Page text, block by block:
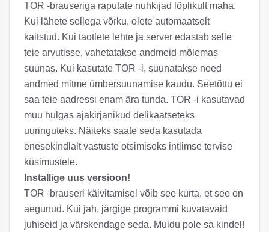
TOR -brauseriga raputate nuhkijad lõplikult maha.
Kui lähete sellega võrku, olete automaatselt
kaitstud. Kui taotlete lehte ja server edastab selle
teie arvutisse, vahetatakse andmeid mõlemas
suunas. Kui kasutate TOR -i, suunatakse need
andmed mitme ümbersuunamise kaudu. Seetõttu ei
saa teie aadressi enam ära tunda. TOR -i kasutavad
muu hulgas ajakirjanikud delikaatseteks
uuringuteks. Näiteks saate seda kasutada
enesekindlalt vastuste otsimiseks intiimse tervise
küsimustele.
Installige uus versioon!
TOR -brauseri käivitamisel võib see kurta, et see on
aegunud. Kui jah, järgige programmi kuvatavaid
juhiseid ja värskendage seda. Muidu pole sa kindel!